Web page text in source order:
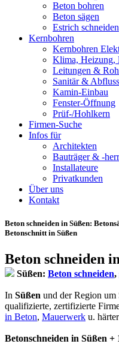
Beton bohren
Beton sägen
Estrich schneiden
Kernbohren
Kernbohren
Klima, Heizung,
Leitungen &
Sanitär & Abfluss
Kamin-Einbau
Fenster-Öffnung
Prüf-/Hohlkern
Firmen-Suche
Infos für
Architekten
Bauträger & -
Installateure
Privatkunden
Über uns
Kontakt
Beton schneiden in Süßen:
Betonschnitt in Süßen
Beton schneiden
Süßen: Beton schneiden,
In Süßen und der Region
qualifizierte, zertifizierte
in Beton, Mauerwerk u.
Betonschneiden in Süßen +